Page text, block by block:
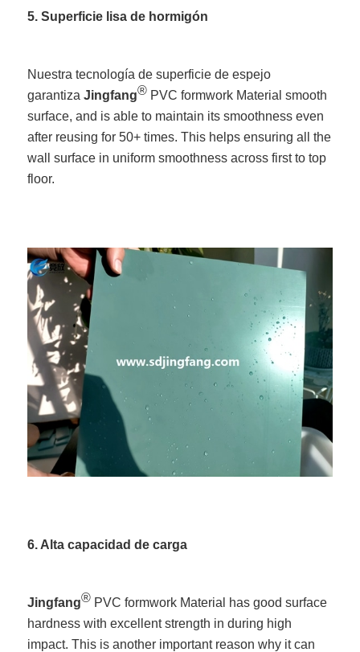
5. Superficie lisa de hormigón
Nuestra tecnología de superficie de espejo
garantizaJingfang® PVC formwork Material smooth
surface, and is able to maintain its smoothness even
after reusing for 50+ times. This helps ensuring all the
wall surface in uniform smoothness across first to top
floor.
6. Alta capacidad de carga
Jingfang® PVC formwork Material has good surface
hardness with excellent strength in during high
impact. This is another important reason why it can